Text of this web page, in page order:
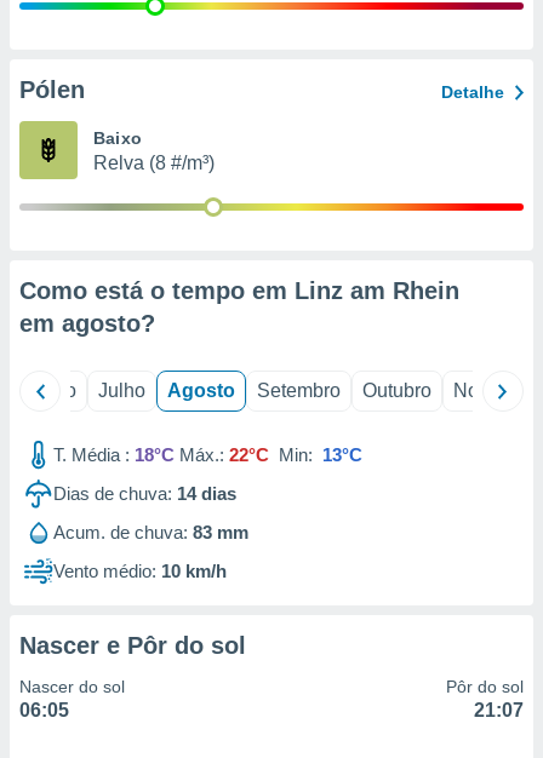
e
de
Pólen Detalhe
Baixo
Relva (8 #/m³)
Como está o tempo em Linz am Rhein
em agosto?
Junho Julho Agosto Setembro Outubro Novembro
T. Média : 18°C Máx.: 22°C Min: 13°C
Dias de chuva: 14dias
Acum. de chuva: 83 mm
Vento médio: 10 km/h
Nascer e Pôr do sol
Nascer do sol
06:05
Pôr do sol
21:07